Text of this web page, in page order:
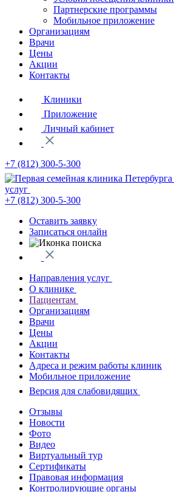
Партнерские программы
Мобильное приложение
Организациям
Врачи
Цены
Акции
Контакты
Клиники
Приложение
Личный кабинет
+7 (812) 300-5-300
услуг
+7 (812) 300-5-300
Оставить заявку
Записаться онлайн
Направления услуг
О клинике
Пациентам
Организациям
Врачи
Цены
Акции
Контакты
Адреса и режим работы клиник
Мобильное приложение
Версия для слабовидящих
Отзывы
Новости
Фото
Видео
Виртуальный тур
Сертификаты
Правовая информация
Контролирующие органы